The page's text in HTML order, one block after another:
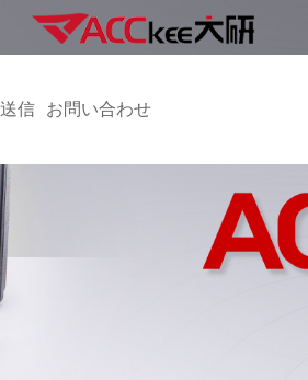
信 お問い合わせ